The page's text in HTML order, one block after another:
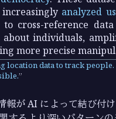
analyzed
cross-reference
individuals,
more precise
location data to track people.
報が AI によって結び付